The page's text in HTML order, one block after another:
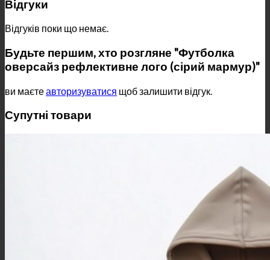
Відгуки
Відгуків поки що немає.
Будьте першим, хто розгляне "Футболка
оверсайз рефлективне лого (сірий мармур)"
ви маєтеавторизуватися щоб залишити відгук.
Супутні товари